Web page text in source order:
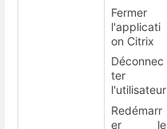
Fermer
l'applicati
on Citrix
Déconnec
ter
l'utilisateur
Redémarr
er le